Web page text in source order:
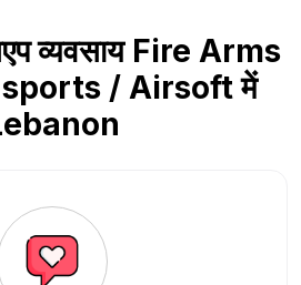
व्यवसाय Fire Arms
/ Airsoft में